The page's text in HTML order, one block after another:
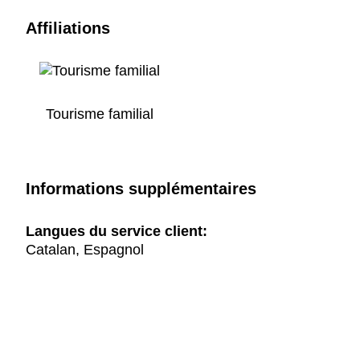
Affiliations
Tourisme familial
Informations supplémentaires
Langues du service client:
Catalan, Espagnol